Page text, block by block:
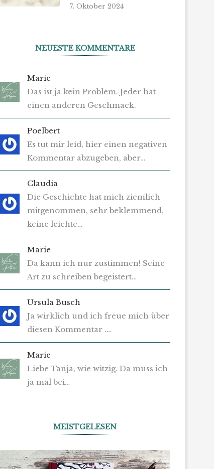
7. Oktober 2024
NEUESTE KOMMENTARE
Marie
Das ist ja kein Problem. Jeder hat
einen anderen Geschmack.
Poelbert
Es tut mir leid, hier einen negativen
Kommentar abzugeben, aber…
Claudia
Die Geschichte hat mich ziemlich
mitgenommen, sehr beklemmend,
keine leichte…
Marie
Da kann ich nur zustimmen! Seine
Art zu schreiben begeistert…
Ursula Busch
Ja wirklich und ich freue mich über
diesen Kommentar .…
Marie
Liebe Tanja, wie witzig. Da muss ich
ja mal bei…
MEISTGELESEN